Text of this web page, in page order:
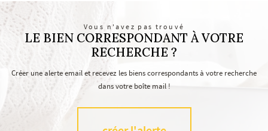
Vous n'avez pas trouvé
LE BIEN CORRESPONDANT À VOTRE
RECHERCHE ?
Créer une alerte email et recevez les biens correspondants à votre recherche
dans votre boîte mail !